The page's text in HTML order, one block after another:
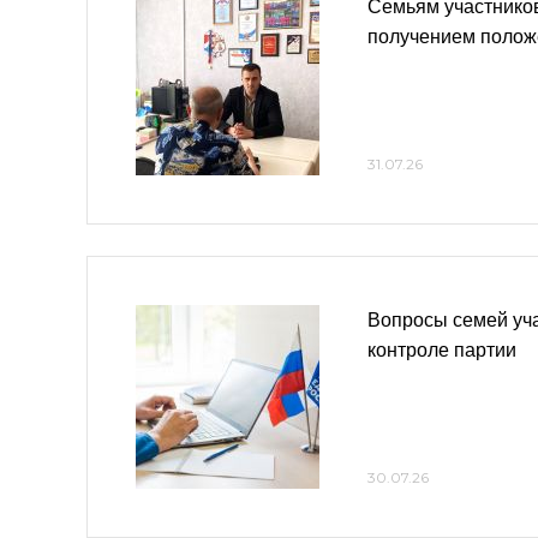
Семьям
получением
31.07.26
Вопросы семей
контроле партии
30.07.26